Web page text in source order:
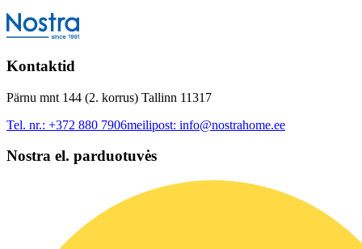
Kontaktid
Pärnu mnt 144 (2. korrus) Tallinn 11317
Tel. nr.: +372 880 7906meilipost: info@nostrahome.ee
Nostra el. parduotuvės